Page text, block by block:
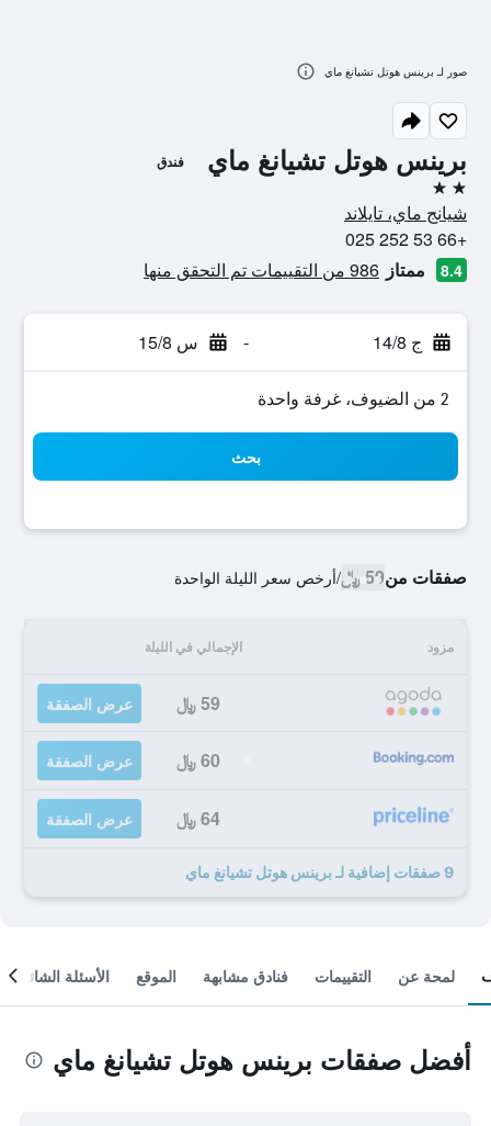
برينس هوتل تشيانغ ماي فندق
2 نجمتين
شيانج ماي، تايلاند
+66 53 252 025
8.4 ممتاز 986 من التقييمات تم التحقق منها
ج 14/8 - س 15/8
2 من الضيوف، غرفة واحدة
بحث
صفقات من59 ﷼ /أرخص سعر الليلة الواحدة
مزود الإجمالي في الليلة
59 ﷼ عرض الصفقة
60 ﷼ عرض الصفقة
64 ﷼ عرض الصفقة
9 صفقات إضافية لـ برينس هوتل تشيانغ ماي
صور لـ برينس هوتل تشيانغ ماي
لمحة عن التقييمات فنادق مشابهة الموقع الأسئلة الشائعة
أفضل صفقات برينس هوتل تشيانغ ماي